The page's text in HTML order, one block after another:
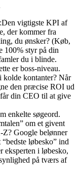
vigtigste KPI af
der kommer fra
du ønsker? (Køb,
100% styr på din
du i blinde.
er boss-niveau.
kolde kontanter? Når
den præcise ROI ud
din CEO til at give
enkelte søgeord.
om et givent
Google belønner
løbesko” ind
eksperten i løbesko,
på tværs af